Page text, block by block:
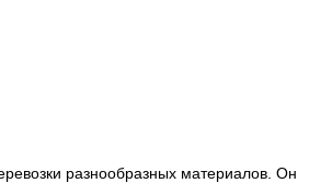
разнообразных материалов. Он